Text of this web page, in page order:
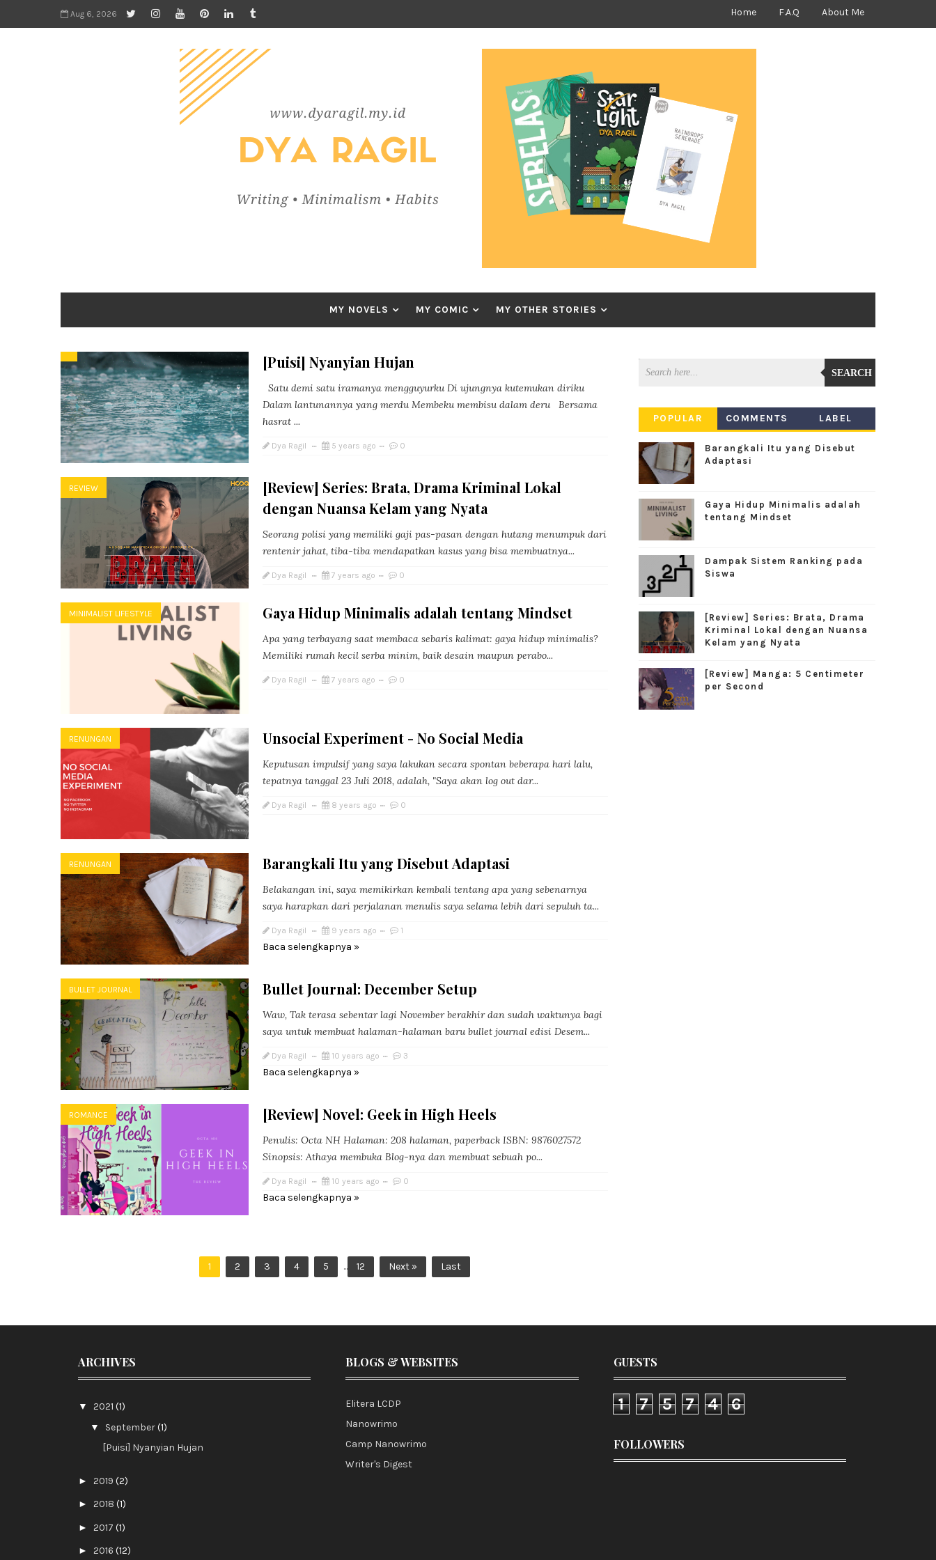
Aug 6, 2026 Home F.A.Q About Me
MY NOVELS MY COMIC MY OTHER STORIES
[Puisi] Nyanyian Hujan
Satu demi satu iramanya mengguyurku Di ujungnya kutemukan diriku
Dalam lantunannya yang merdu Membeku membisu dalam deru Bersama
hasrat ...
Dya Ragil 5 years ago 0
REVIEW
[Review] Series: Brata, Drama Kriminal Lokal
dengan Nuansa Kelam yang Nyata
Seorang polisi yang memiliki gaji pas-pasan dengan hutang menumpuk dari
rentenir jahat, tiba-tiba mendapatkan kasus yang bisa membuatnya...
Dya Ragil 7 years ago 0
MINIMALIST LIFESTYLE Gaya Hidup Minimalis adalah tentang Mindset
Apa yang terbayang saat membaca sebaris kalimat: gaya hidup minimalis?
Memiliki rumah kecil serba minim, baik desain maupun perabo...
Dya Ragil 7 years ago 0
RENUNGAN Unsocial Experiment - No Social Media
Keputusan impulsif yang saya lakukan secara spontan beberapa hari lalu,
tepatnya tanggal 23 Juli 2018, adalah, "Saya akan log out dar...
Dya Ragil 8 years ago 0
RENUNGAN Barangkali Itu yang Disebut Adaptasi
Belakangan ini, saya memikirkan kembali tentang apa yang sebenarnya
saya harapkan dari perjalanan menulis saya selama lebih dari sepuluh ta...
Dya Ragil 9 years ago 1
Baca selengkapnya »
BULLET JOURNAL Bullet Journal: December Setup
Waw, Tak terasa sebentar lagi November berakhir dan sudah waktunya bagi
saya untuk membuat halaman-halaman baru bullet journal edisi Desem...
Dya Ragil 10 years ago 3
Baca selengkapnya »
ROMANCE [Review] Novel: Geek in High Heels
Penulis: Octa NH Halaman: 208 halaman, paperback ISBN: 9876027572
Sinopsis: Athaya membuka Blog-nya dan membuat sebuah po...
Dya Ragil 10 years ago 0
Baca selengkapnya »
1 2 3 4 5 ... 12 Next » Last
SEARCH
POPULAR COMMENTS LABEL
Barangkali Itu yang Disebut
Adaptasi
Gaya Hidup Minimalis adalah
tentang Mindset
Dampak Sistem Ranking pada
Siswa
[Review] Series: Brata, Drama
Kriminal Lokal dengan Nuansa
Kelam yang Nyata
[Review] Manga: 5 Centimeter
per Second
ARCHIVES
▼ 2021 (1)
▼ September(1)
[Puisi] Nyanyian Hujan
► 2019 (2)
► 2018 (1)
► 2017 (1)
► 2016 (12)
BLOGS & WEBSITES
Elitera LCDP
Nanowrimo
Camp Nanowrimo
Writer's Digest
GUESTS
1 7 5 7 4 6
FOLLOWERS